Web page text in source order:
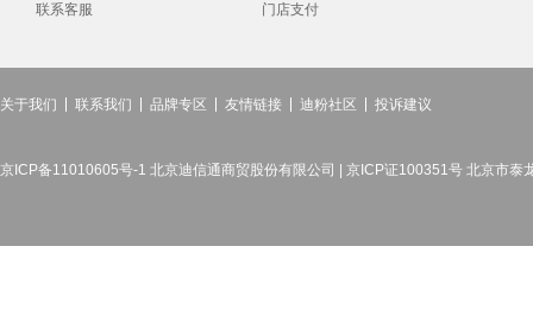
联系客服
门店支付
关于我们 联系我们 品牌专区 友情链接 迪粉社区 投诉建议
京ICP备11010605号-1 北京迪信通商贸股份有限公司 | 京ICP证100351号 北京市泰